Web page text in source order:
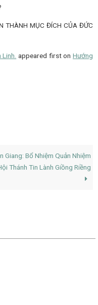
THÀNH MỤC ĐÍCH CỦA ĐỨC
appeared first onHướng
Giang: Bổ Nhiệm Quản Nhiệm
Thánh Tin Lành Giồng Riềng